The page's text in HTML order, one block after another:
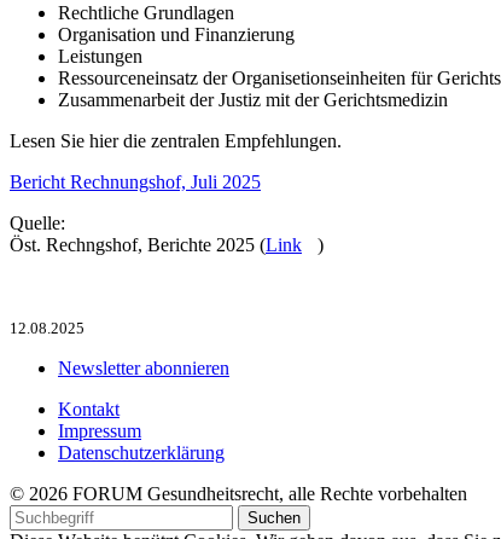
Rechtliche Grundlagen
Organisation und Finanzierung
Leistungen
Ressourceneinsatz der Organisetionseinheiten für
Zusammenarbeit der Justiz mit der Gerichtsmedizin
Lesen Sie hier die zentralen Empfehlungen.
Bericht Rechnungshof, Juli 2025
Quelle:
Öst. Rechngshof, Berichte 2025 (Link )
12.08.2025
Newsletter abonnieren
Kontakt
Impressum
Datenschutzerklärung
© 2026 FORUM Gesundheitsrecht, alle Rechte vorbehalten